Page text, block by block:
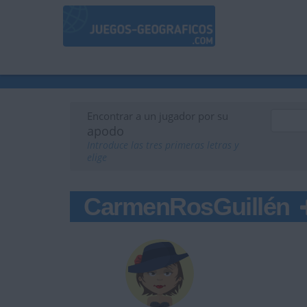
Encontrar a un jugador por su
apodo
CarmenRosGuillén